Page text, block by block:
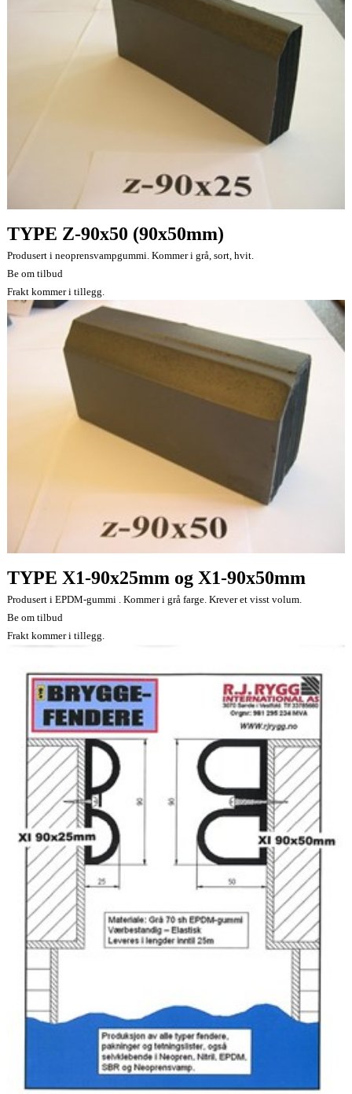
TYPE Z-90x50 (90x50mm)
Produsert i neoprensvampgummi. Kommer i grå, sort, hvit.
Be om tilbud
Frakt kommer i tillegg.
TYPE X1-90x25mm og X1-90x50mm
Produsert i EPDM-gummi . Kommer i grå farge. Krever et visst volum.
Be om tilbud
Frakt kommer i tillegg.